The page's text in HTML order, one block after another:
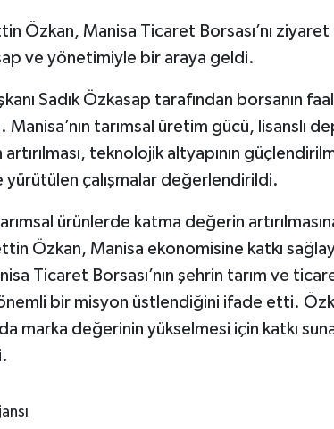
Özkan, Manisa Ticaret Borsası’nı
ve yönetimiyle bir araya geldi.
Sadık Özkasap tarafından borsanın
Manisa’nın tarımsal üretim gücü, lisanslı
teknolojik altyapının
yürütülen çalışmalar değerlendirildi.
ürünlerde katma değerin
Özkan, Manisa ekonomisine katkı
Ticaret Borsası’nın şehrin tarım ve
bir misyon üstlendiğini ifade etti.
marka değerinin yükselmesi için katkı